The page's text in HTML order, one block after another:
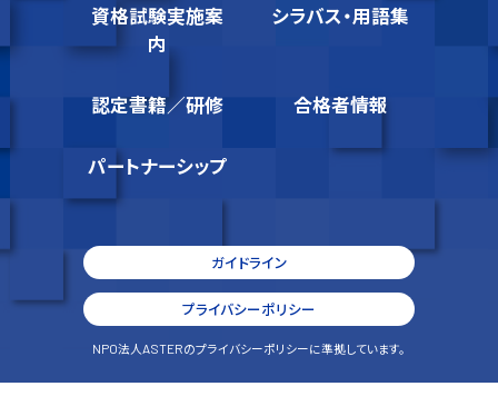
資格試験実施案
内
シラバス・用語集
認定書籍／研修 合格者情報
パートナーシップ
ガイドライン
プライバシーポリシー
NPO法人ASTERのプライバシーポリシーに準拠しています。